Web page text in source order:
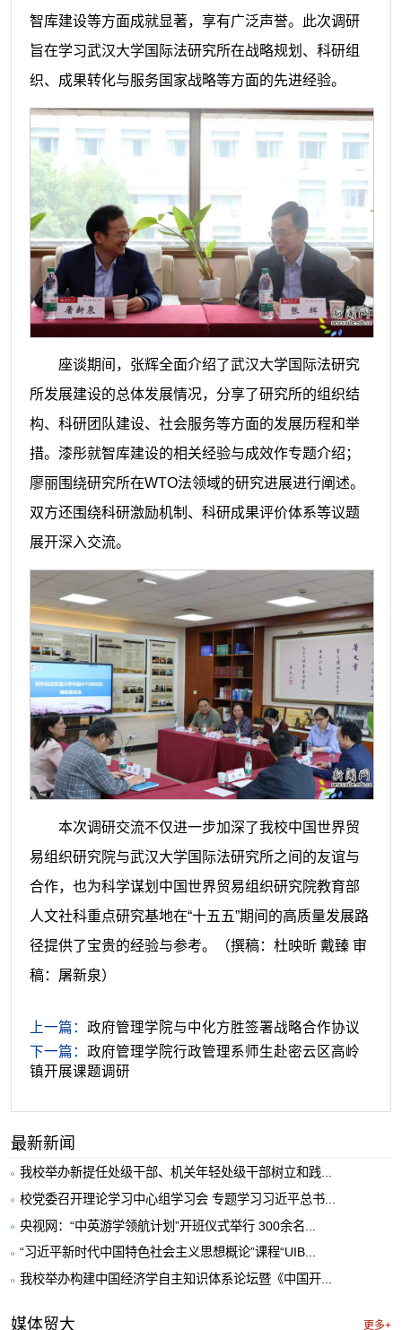
智库建设等方面成就显著，享有广泛声誉。此次调研
旨在学习武汉大学国际法研究所在战略规划、科研组
织、成果转化与服务国家战略等方面的先进经验。
座谈期间，张辉全面介绍了武汉大学国际法研究
所发展建设的总体发展情况，分享了研究所的组织结
构、科研团队建设、社会服务等方面的发展历程和举
措。漆彤就智库建设的相关经验与成效作专题介绍；
廖丽围绕研究所在WTO法领域的研究进展进行阐述。
双方还围绕科研激励机制、科研成果评价体系等议题
展开深入交流。
本次调研交流不仅进一步加深了我校中国世界贸
易组织研究院与武汉大学国际法研究所之间的友谊与
合作，也为科学谋划 中国世界贸易组织研究院教育部
人文社科重点研究基地在“十五五”期间的高质量发展路
径提供了宝贵的经验与参考。
（撰稿：杜映昕 戴臻 审
稿：屠新泉）
上一篇： 政府管理学院与中化方胜签署战略合作协议
下一篇： 政府管理学院行政管理系师生赴密云区高岭
镇开展课题调研
最新新闻
我校举办新提任处级干部、机关年轻处级干部树立和践...
校党委召开理论学习中心组学习会 专题学习习近平总书...
央视网：“中英游学领航计划”开班仪式举行 300余名...
“习近平新时代中国特色社会主义思想概论”课程“UIB...
我校举办构建中国经济学自主知识体系论坛暨《中国开...
媒体贸大 更多+